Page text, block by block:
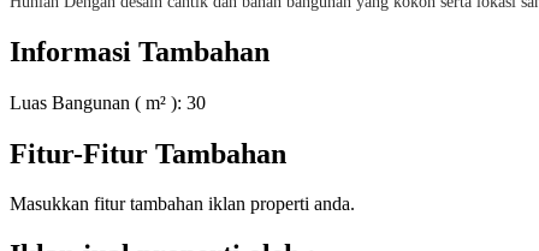
Informasi Tambahan
Luas Bangunan ( m² ): 30
Fitur-Fitur Tambahan
Masukkan fitur tambahan iklan properti anda.